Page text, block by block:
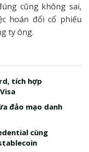
cũng không sai,
hoán đổi cổ phiếu
ty ông.
tích hợp
đảo mạo danh
cùng